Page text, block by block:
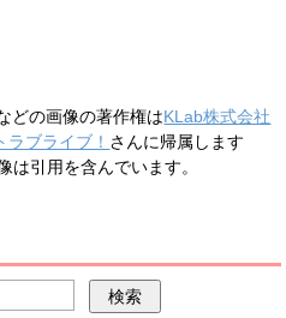
どの画像の著作権はKLab株式会社
ラブライブ！ さんに帰属します
は引用を含んでいます。